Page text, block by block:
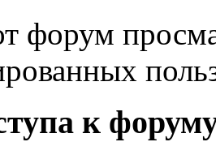
форум
к